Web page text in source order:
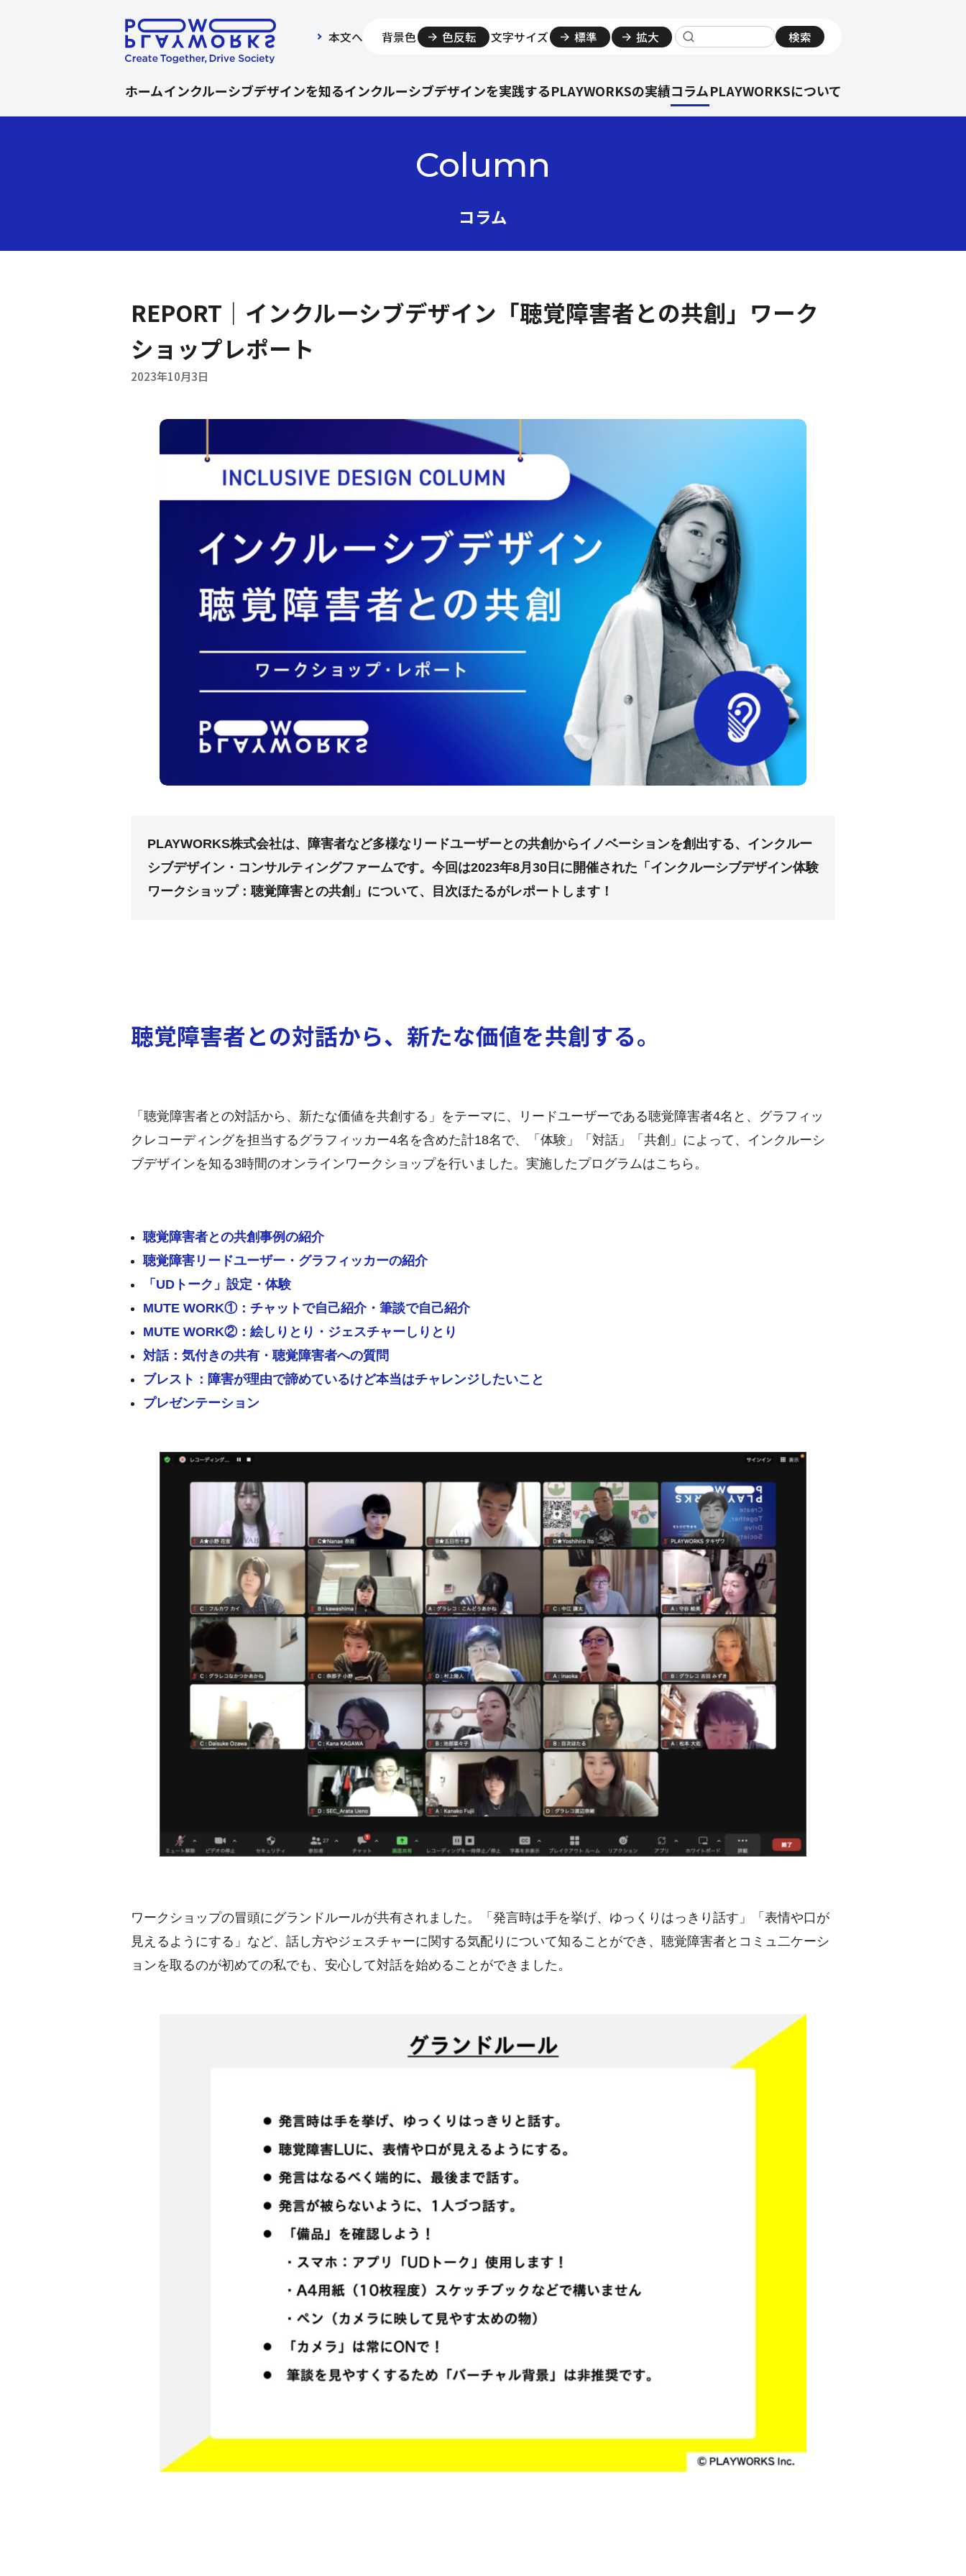
本文へ 背景色 色反転 文字サイズ 標準 拡大
サイト内検索
検索
ホームインクルーシブデザインを知るインクルーシブデザインを実践するPLAYWORKSの実績コラムPLAYWORKSについて
Column
コラム
REPORT｜インクルーシブデザイン「聴覚障害者との共創」ワーク
ショップレポート
2023年10月3日
PLAYWORKS株式会社は、障害者など多様なリードユーザーとの共創からイノベーションを創出する、インクルー
シブデザイン・コンサルティングファームです。今回は2023年8月30日に開催された「インクルーシブデザイン体験
ワークショップ：聴覚障害との共創」について、目次ほたるがレポートします！
聴覚障害者との対話から、新たな価値を共創する。
「聴覚障害者との対話から、新たな価値を共創する」をテーマに、リードユーザーである聴覚障害者4名と、グラフィッ
クレコーディングを担当するグラフィッカー4名を含めた計18名で、「体験」「対話」「共創」によって、インクルーシ
ブデザインを知る3時間のオンラインワークショップを行いました。実施したプログラムはこちら。
聴覚障害者との共創事例の紹介
聴覚障害リードユーザー・グラフィッカーの紹介
「UDトーク」設定・体験
MUTE WORK①：チャットで自己紹介・筆談で自己紹介
MUTE WORK②：絵しりとり・ジェスチャーしりとり
対話：気付きの共有・聴覚障害者への質問
ブレスト：障害が理由で諦めているけど本当はチャレンジしたいこと
プレゼンテーション
ワークショップの冒頭にグランドルールが共有されました。「発言時は手を挙げ、ゆっくりはっきり話す」「表情や口が
見えるようにする」など、話し方やジェスチャーに関する気配りについて知ることができ、聴覚障害者とコミュ二ケーシ
ョンを取るのが初めての私でも、安心して対話を始めることができました。